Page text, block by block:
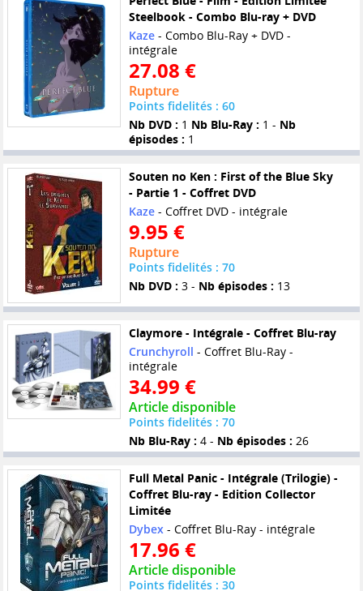
Steelbook - Combo Blu-ray + DVD
Kaze- Combo Blu-Ray + DVD -
intégrale
27.08 €
Rupture
Points fidelités : 60
Nb DVD : 1 Nb Blu-Ray : 1 - Nb
épisodes : 1
Souten no Ken : First of the Blue Sky
- Partie 1 - Coffret DVD
Kaze- Coffret DVD - intégrale
9.95 €
Rupture
Points fidelités : 70
Nb DVD : 3 - Nb épisodes : 13
Claymore - Intégrale - Coffret Blu-ray
Crunchyroll - Coffret Blu-Ray -
intégrale
34.99 €
Article disponible
Points fidelités : 70
Nb Blu-Ray : 4 - Nb épisodes : 26
Full Metal Panic - Intégrale (Trilogie) -
Coffret Blu-ray - Edition Collector
Limitée
Dybex - Coffret Blu-Ray - intégrale
17.96 €
Article disponible
Points fidelités : 30